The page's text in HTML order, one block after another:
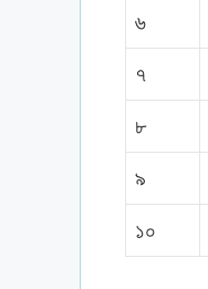
৬
৭
৮
৯
১০